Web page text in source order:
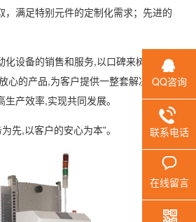
，满足特别元件的定制化需求；先进的
化设备的销售和服务,以口碑来树立企业
心的产品,为客户提供一整套解决方案,
产效率,实现共同发展。
先,以客户的安心为本”。
QQ咨询
联系电话
在线留言